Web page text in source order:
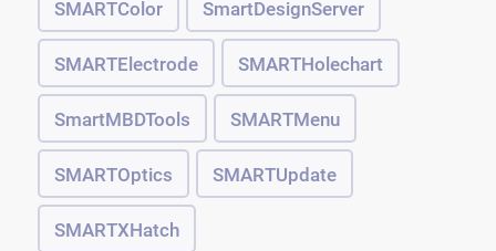
SMARTColor SmartDesignServer
SMARTElectrode SMARTHolechart
SmartMBDTools SMARTMenu
SMARTOptics SMARTUpdate
SMARTXHatch